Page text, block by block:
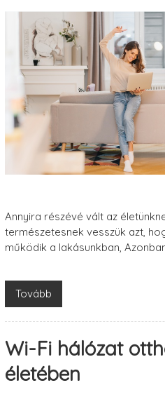
Annyira részévé vált az
természetesnek vesszük azt,
működik a lakásunkban,
Tovább
Wi-Fi hálózat
életében